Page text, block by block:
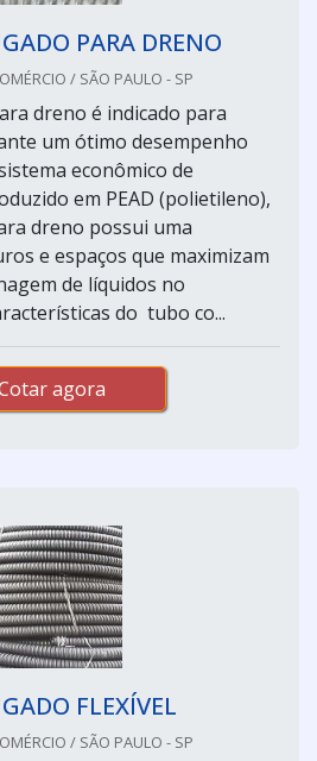
PARA DRENO
/ SÃO PAULO - SP
dreno é indicado para
um ótimo desempenho
econômico de
em PEAD (polietileno),
dreno possui uma
e espaços que maximizam
de líquidos no
do tubo co...
agora
FLEXÍVEL
/ SÃO PAULO - SP